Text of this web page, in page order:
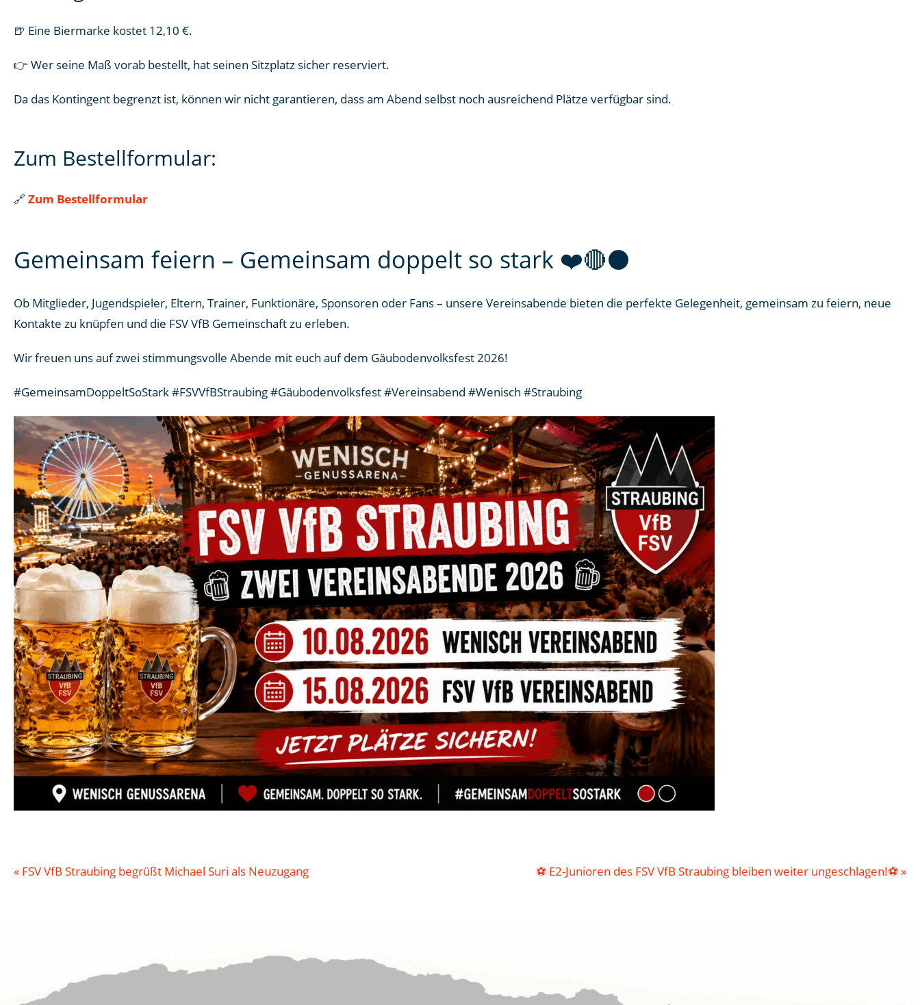
🍺 Eine Biermarke kostet 12,10 €.
👉 Wer seine Maß vorab bestellt, hat seinen Sitzplatz sicher reserviert.
Da das Kontingent begrenzt ist, können wir nicht garantieren, dass am Abend selbst noch ausreichend Plätze verfügbar sind.
Zum Bestellformular:
🔗 Zum Bestellformular
Gemeinsam feiern – Gemeinsam doppelt so stark ❤️🔴⚫
Ob Mitglieder, Jugendspieler, Eltern, Trainer, Funktionäre, Sponsoren oder Fans – unsere Vereinsabende bieten die perfekte Gelegenheit, gemeinsam zu feiern, neue
Kontakte zu knüpfen und die FSV VfB Gemeinschaft zu erleben.
Wir freuen uns auf zwei stimmungsvolle Abende mit euch auf dem Gäubodenvolksfest 2026!
#GemeinsamDoppeltSoStark #FSVVfBStraubing #Gäubodenvolksfest #Vereinsabend #Wenisch #Straubing
« FSV VfB Straubing begrüßt Michael Suri als Neuzugang ⚽️ E2-Junioren des FSV VfB Straubing bleiben weiter ungeschlagen!⚽»